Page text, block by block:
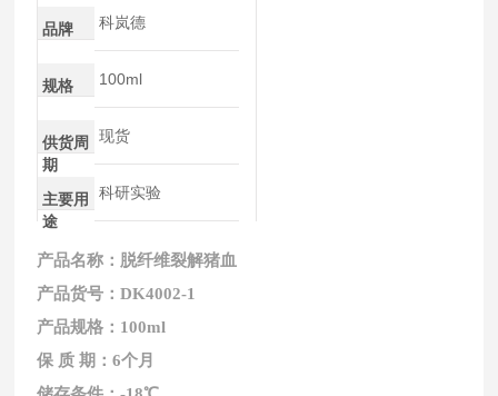
品牌 科岚德
规格 100ml
供货周
期
现货
主要用
途
科研实验
产品名称： 脱纤维裂解猪血
产品货号：DK4002-1
产品规格： 100ml
保 质 期：6个月